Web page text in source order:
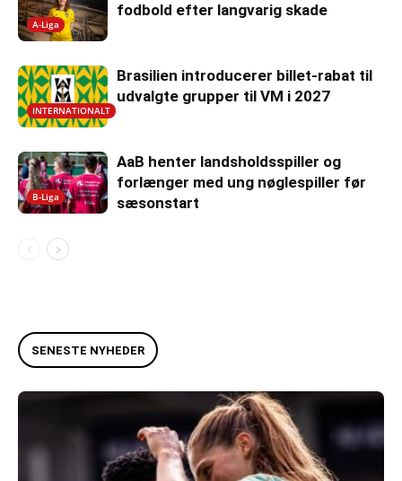
A-Liga
fodbold efter langvarig skade
INTERNATIONALT
Brasilien introducerer billet-rabat til
udvalgte grupper til VM i 2027
B-Liga
AaB henter landsholdsspiller og
forlænger med ung nøglespiller før
sæsonstart
SENESTE NYHEDER